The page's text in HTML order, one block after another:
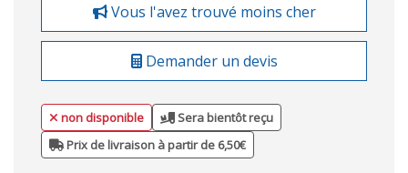
Vous l'avez trouvé moins cher
Demander un devis
non disponible
Sera bientôt reçu
Prix de livraison à partir de 6,50€